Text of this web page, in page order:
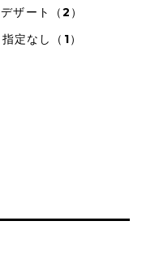
デザート（2）
指定なし（1）